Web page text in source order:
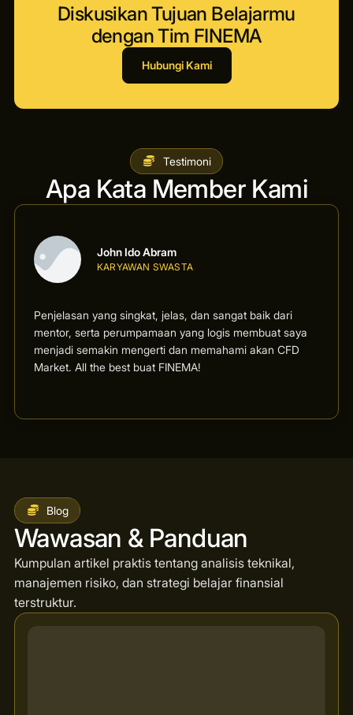
Diskusikan Tujuan Belajarmu
dengan Tim FINEMA
Hubungi Kami
Testimoni
Apa Kata Member Kami
John Ido Abram
KARYAWAN SWASTA
Penjelasan yang singkat, jelas, dan sangat baik dari
mentor, serta perumpamaan yang logis membuat saya
menjadi semakin mengerti dan memahami akan CFD
Market. All the best buat FINEMA!
Blog
Wawasan & Panduan
Kumpulan artikel praktis tentang analisis teknikal,
manajemen risiko, dan strategi belajar finansial
terstruktur.